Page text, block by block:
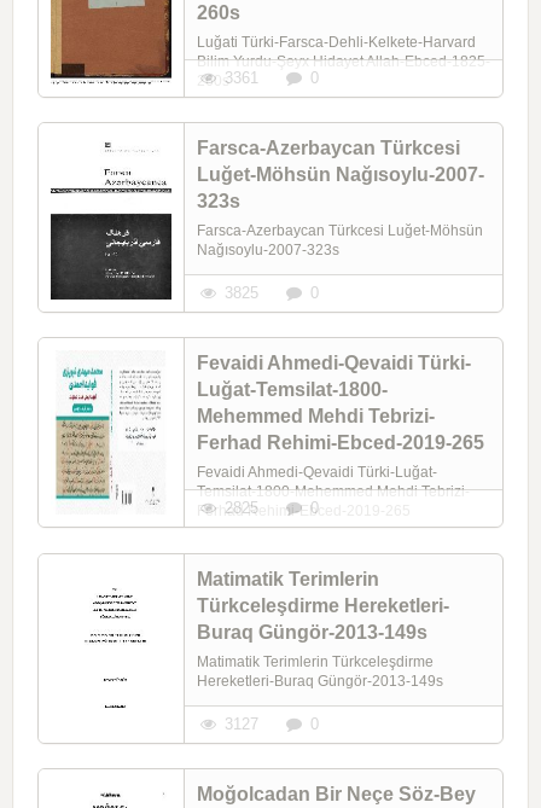
260s
Luğati Türki-Farsca-Dehli-Kelkete-Harvard
Bilim Yurdu-Şeyx Hidayet Allah-Ebced-1825-
260s3361 0
Farsca-Azerbaycan Türkcesi
Luğet-Möhsün Nağısoylu-2007-
323s
Farsca-Azerbaycan Türkcesi Luğet-Möhsün
Nağısoylu-2007-323s
3825 0
Fevaidi Ahmedi-Qevaidi Türki-
Luğat-Temsilat-1800-
Mehemmed Mehdi Tebrizi-
Ferhad Rehimi-Ebced-2019-265
Fevaidi Ahmedi-Qevaidi Türki-Luğat-
Temsilat-1800-Mehemmed Mehdi Tebrizi-
Ferhad Rehimi-Ebced-2019-265
2825 0
Matimatik Terimlerin
Türkceleşdirme Hereketleri-
Buraq Güngör-2013-149s
Matimatik Terimlerin Türkceleşdirme
Hereketleri-Buraq Güngör-2013-149s
3127 0
Moğolcadan Bir Neçe Söz-Bey